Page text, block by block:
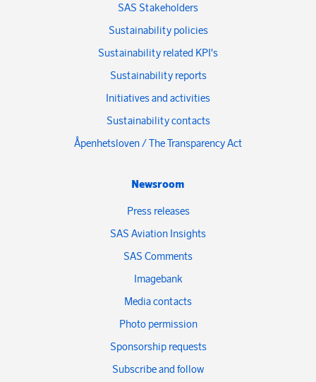
SAS Stakeholders
Sustainability policies
Sustainability related KPI's
Sustainability reports
Initiatives and activities
Sustainability contacts
Åpenhetsloven / The Transparency Act
Newsroom
Press releases
SAS Aviation Insights
SAS Comments
Imagebank
Media contacts
Photo permission
Sponsorship requests
Subscribe and follow